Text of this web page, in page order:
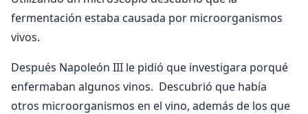
fermentación estaba causada por microorganismos
vivos.
Después Napoleón III le pidió que investigara porqué
enfermaban algunos vinos. Descubrió que había
otros microorganismos en el vino, además de los que